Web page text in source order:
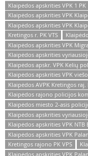
Klaipėdos apskrities VPK 1 PK
Klaipėdos apskrities VPK
Klaipėdos apskrities VPK
Kretingos r. PK VTS
Klaipėdos apskrities VPK
Klaipėdos apskrities
Klaipėdos apskr. VPK Kelių
Klaipėdos apskrities VPK
Klaipėdos AVPK Kretingos raj.
Klaipėdos rajono policijos
Klaipėdos miesto 2-asis
Klaipėdos apskrities
Klaipėdos apskrities VPK
Klaipėdos apskrities VPK
Kretingos rajono PK VPS
Klaipėdos apskrities VPK